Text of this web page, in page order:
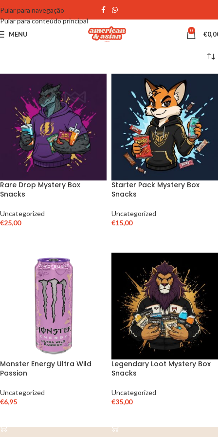
Pular para navegação
Pular para conteúdo principal
MENU 0 €
Rare Drop Mystery Box
Snacks
Uncategorized
€25,00
Starter Pack Mystery Box
Snacks
Uncategorized
€15,00
Monster Energy Ultra Wild
Passion
Uncategorized
€6,95
Legendary Loot Mystery Box
Snacks
Uncategorized
€35,00